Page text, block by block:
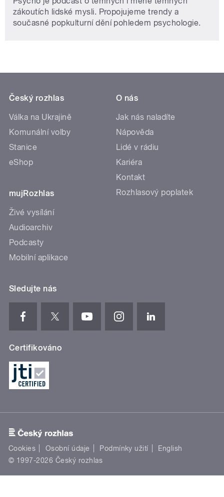
zákoutích lidské mysli. Propojujeme trendy a
současné popkulturní dění pohledem psychologie.
Český rozhlas
Válka na Ukrajině
Komunální volby
Stanice
eShop
mujRozhlas
Živé vysílání
Audioarchiv
Podcasty
Mobilní aplikace
O nás
Jak nás naladíte
Nápověda
Lidé v rádiu
Kariéra
Kontakt
Rozhlasový poplatek
Sledujte nás
Certifikováno
Cookies Osobní údaje Podmínky užití
English
© 1997-2026 Český rozhlas